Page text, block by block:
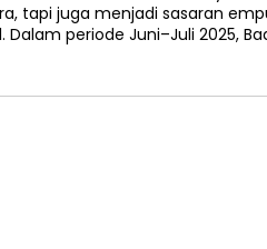
tapi juga menjadi sasaran
Dalam periode Juni–Juli 2025,